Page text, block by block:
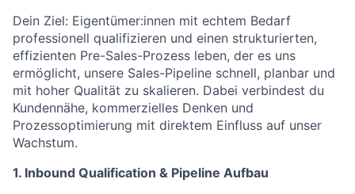
Dein Ziel: Eigentümer:innen mit echtem Bedarf
professionell qualifizieren und einen strukturierten,
effizienten Pre-Sales-Prozess leben, der es uns
ermöglicht, unsere Sales-Pipeline schnell, planbar und
mit hoher Qualität zu skalieren. Dabei verbindest du
Kundennähe, kommerzielles Denken und
Prozessoptimierung mit direktem Einfluss auf unser
Wachstum.
1. Inbound Qualification & Pipeline Aufbau